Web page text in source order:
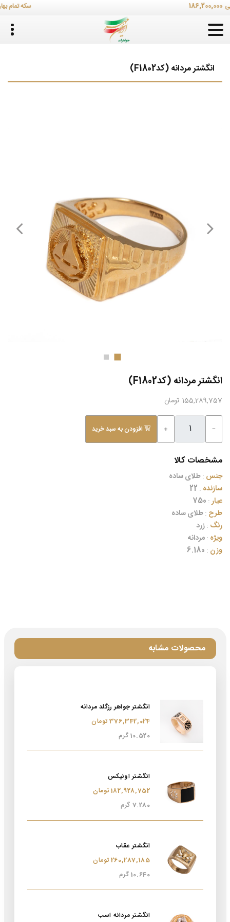
سکه تمام بهار
انگشتر مردانه (کدF1802)
انگشتر مردانه (کدF1802)
155,289,757 تومان
−
+ افزودن به سبد خرید
مشخصات کالا
جنس :طلای ساده
سازنده :
عیار:
طرح :طلای ساده
رنگ :زرد
ویژه :مردانه
وزن :
محصولات مشابه
انگشتر جواهر رزگلد مردانه
376,342,024 تومان
10.520 گرم
انگشتر اونیکس
182,928,752 تومان
7.280 گرم
انگشتر عقاب
260,287,185 تومان
10.640 گرم
انگشتر مردانه اسب